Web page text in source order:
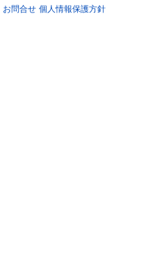
お問合せ 個人情報保護方針